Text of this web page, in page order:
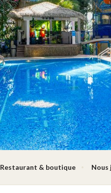
Restaurant & boutique Nous